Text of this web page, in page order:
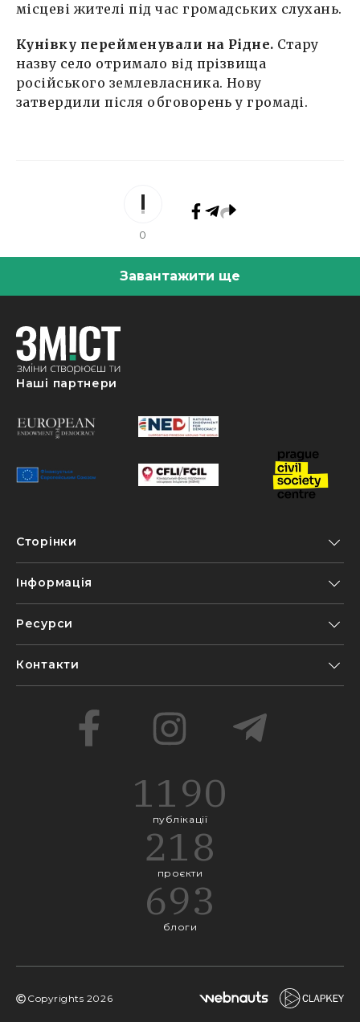
місцеві жителі під час громадських слухань.
Кунівку перейменували на Рідне. Стару
назву село отримало від прізвища
російського землевласника. Нову
затвердили після обговорень у громаді.
0
Завантажити ще
Наші партнери
Сторінки
Інформація
Ресурси
Контакти
1190
публікації
218
проєкти
693
блоги
Copyrights 2026